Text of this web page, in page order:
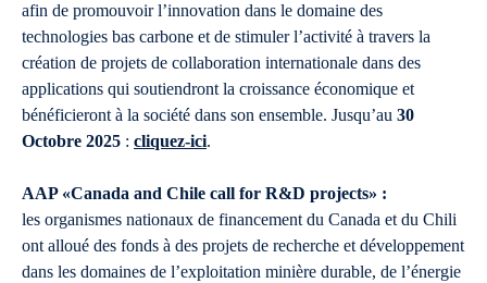
afin de promouvoir l’innovation dans le domaine des
technologies bas carbone et de stimuler l’activité à travers la
création de projets de collaboration internationale dans des
applications qui soutiendront la croissance économique et
bénéficieront à la société dans son ensemble. Jusqu’au 30
Octobre 2025 : cliquez-ici.
AAP «Canada and Chile call for R&D projects» :
les organismes nationaux de financement du Canada et du Chili
ont alloué des fonds à des projets de recherche et développement
dans les domaines de l’exploitation minière durable, de l’énergie